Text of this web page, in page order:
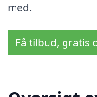
med.
Få tilbud, gratis